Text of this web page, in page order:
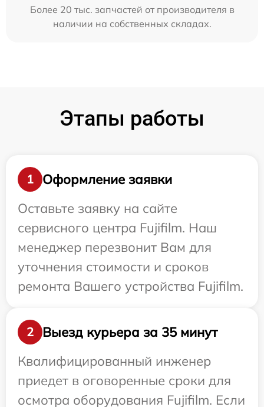
Более 20 тыс. запчастей от производителя в
наличии на собственных складах.
Этапы работы
1
Оформление заявки
Оставьте заявку на сайте
сервисного центра Fujifilm. Наш
менеджер перезвонит Вам для
уточнения стоимости и сроков
ремонта Вашего устройства Fujifilm.
2
Выезд курьера за 35 минут
Квалифицированный инженер
приедет в оговоренные сроки для
осмотра оборудования Fujifilm. Если